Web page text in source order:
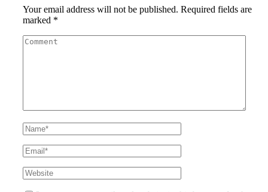
Your email address will not be published. Required fields are
marked *